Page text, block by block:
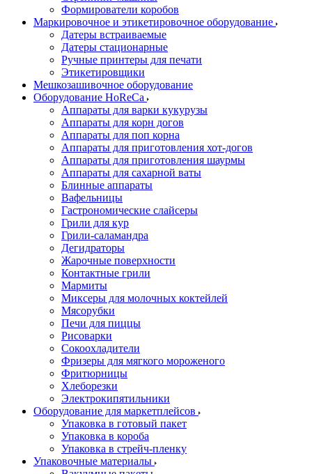
Формирователи коробов
Маркировочное и этикетировочное оборудование
Датеры встраиваемые
Датеры стационарные
Ручные принтеры для печати
Этикетировщики
Мешкозашивочное оборудование
Оборудование HoReCa
Аппараты для варки кукурузы
Аппараты для корн догов
Аппараты для поп корна
Аппараты для приготовления хот-догов
Аппараты для приготовления шаурмы
Аппараты для сахарной ваты
Блинные аппараты
Вафельницы
Гастрономические слайсеры
Грили для кур
Грили-саламандра
Дегидраторы
Жарочные поверхности
Контактные грили
Мармиты
Миксеры для молочных коктейлей
Мясорубки
Печи для пиццы
Рисоварки
Сокоохладители
Фризеры для мягкого мороженого
Фритюрницы
Хлеборезки
Электрокипятильники
Оборудование для маркетплейсов
Упаковка в готовый пакет
Упаковка в короба
Упаковка в стрейч-пленку
Упаковочные материалы